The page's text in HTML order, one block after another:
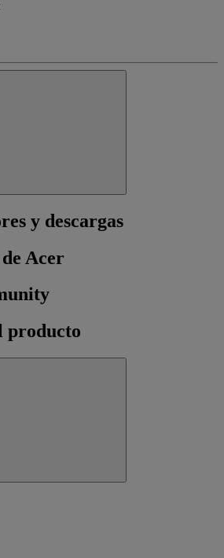
y descargas
Acer
producto